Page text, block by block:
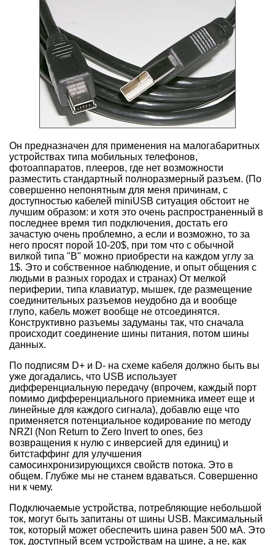
Он предназначен для применения на малогабаритных
устройствах типа мобильных телефонов,
фотоаппаратов, плееров, где нет возможности
разместить стандартный полноразмерный разъем. (По
совершенно непонятным для меня причинам, с
доступностью кабелей miniUSB ситуация обстоит не
лучшим образом: и хотя это очень распространенный в
последнее время тип подключения, достать его
зачастую очень проблемно, а если и возможно, то за
него просят порой 10-20$, при том что с обычной
вилкой типа "B" можно приобрести на каждом углу за
1$. Это и собственное наблюдение, и опыт общения с
людьми в разных городах и странах) От мелкой
периферии, типа клавиатур, мышек, где размещение
соединительных разъемов неудобно да и вообще
глупо, кабель может вообще не отсоединятся.
Конструктивно разъемы задуманы так, что сначала
происходит соединение шины питания, потом шины
данных.
По подписям D+ и D- на схеме кабеля должно быть вы
уже догадались, что USB использует
дифференциальную передачу (впрочем, каждый порт
помимо дифференциального приемника имеет еще и
линейные для каждого сигнала), добавлю еще что
применяется потенциальное кодирование по методу
NRZI (Non Return to Zero Invert to ones, без
возвращения к нулю с инверсией для единиц) и
битстаффинг для улучшения
самосинхронизирующихся свойств потока. Это в
общем. Глубже мы не станем вдаваться. Совершенно
ни к чему.
Подключаемые устройства, потребляющие небольшой
ток, могут быть запитаны от шины USB. Максимальный
ток, который может обеспечить шина равен 500 мА. Это
ток, доступный всем устройствам на шине, а не, как